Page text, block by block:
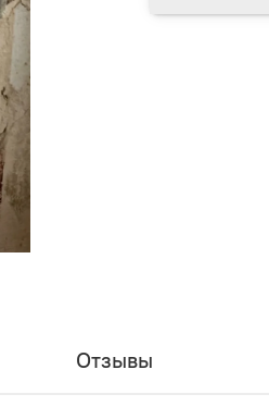
Отзывы